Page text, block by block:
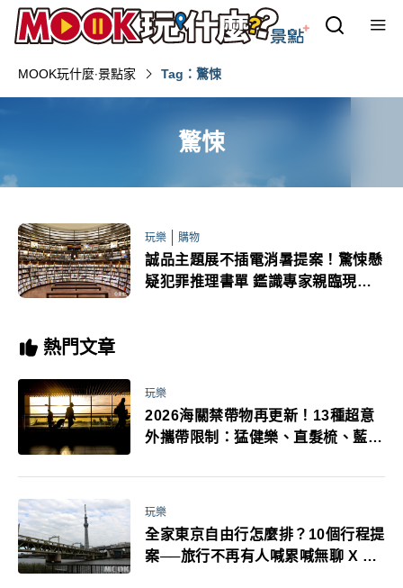
MOOK玩什麼‧景點家 Tag：驚悚
驚悚
玩樂 購物
誠品主題展不插電消暑提案！驚悚懸
疑犯罪推理書單 鑑識專家親臨現場
熱門文章
玩樂
2026海關禁帶物再更新！13種超意
外攜帶限制：猛健樂、直髮梳、藍牙
萬！注意事項一次看！
玩樂
全家東京自由行怎麼排？10個行程提
案──旅行不再有人喊累喊無聊 X 爸